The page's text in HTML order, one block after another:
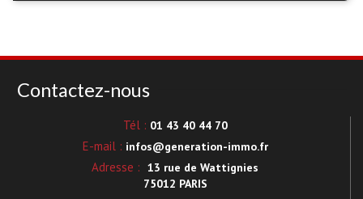
Contactez-nous
Tél : 01 43 40 44 70
E-mail : infos@generation-immo.fr
Adresse : 13 rue de Wattignies
75012 PARIS